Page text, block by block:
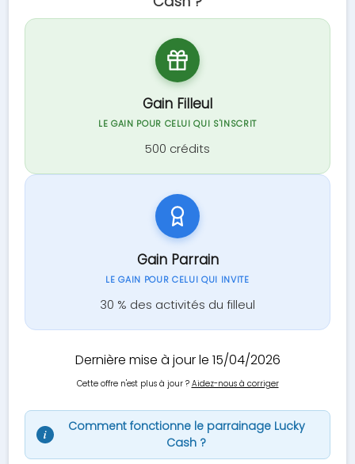
Gain Filleul
LE GAIN POUR CELUI QUI S'INSCRIT
500 crédits
Gain Parrain
LE GAIN POUR CELUI QUI INVITE
30 % des activités du filleul
Dernière mise à jour le 15/04/2026
Cette offre n'est plus à jour ? Aidez-nous à corriger
i
Comment fonctionne le parrainage Lucky
Cash ?